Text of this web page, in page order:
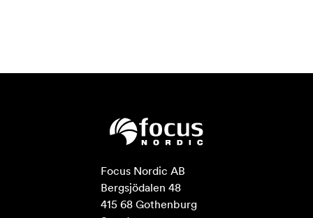
Focus Nordic AB
Bergsjödalen 48
415 68 Gothenburg